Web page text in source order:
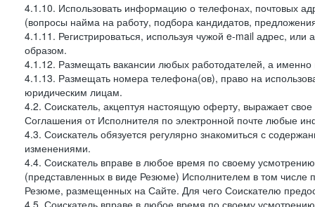
4.1.10. Использовать информацию о телефонах, почтовых
(вопросы найма на работу, подбора кандидатов,
4.1.11. Регистрироваться, используя чужой e-mail адрес,
образом.
4.1.12. Размещать вакансии любых работодателей, а
4.1.13. Размещать номера телефона(ов), право на
юридическим лицам.
4.2. Соискатель, акцептуя настоящую оферту, выражает свое
Соглашения от Исполнителя по электронной почте любые
4.3. Соискатель обязуется регулярно знакомиться с
изменениями.
4.4. Соискатель вправе в любое время по своему
(представленных в виде Резюме) Исполнителем в том числе
Резюме, размещенных на Сайте. Для чего Соискателю
4.5. Соискатель вправе в любое время по своему